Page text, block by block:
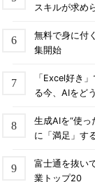
スキルが求め
無料で身に付
集開始
「Excel好き
る今、AIをど
生成AIを“使
に「満足」す
富士通を抜い
業トップ20